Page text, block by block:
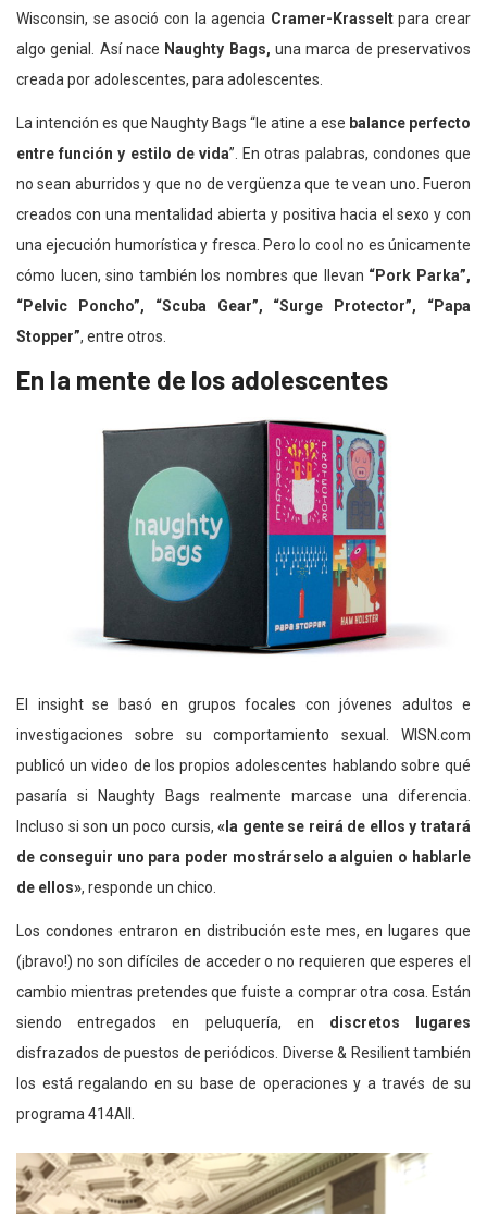
Wisconsin, se asoció con la agencia Cramer-Krasseltpara crear
algo genial. Así nace Naughty Bags, una marca de preservativos
creada por adolescentes, para adolescentes.
La intención es que Naughty Bags “le atine a ese balance perfecto
entre función y estilo de vida”. En otras palabras, condones que
no sean aburridos y que no de vergüenza que te vean uno. Fueron
creados con una mentalidad abierta y positiva hacia el sexo y con
una ejecución humorística y fresca. Pero lo cool no es únicamente
cómo lucen, sino también los nombres que llevan “Pork Parka”,
“Pelvic Poncho”, “Scuba Gear”, “Surge Protector”, “Papa
Stopper”, entre otros.
En la mente de los adolescentes
El insight se basó en grupos focales con jóvenes adultos e
investigaciones sobre su comportamiento sexual. WISN.com
publicó un video de los propios adolescentes hablando sobre qué
pasaría si Naughty Bags realmente marcase una diferencia.
Incluso si son un poco cursis, «la gente se reirá de ellos y tratará
de conseguir uno para poder mostrárselo a alguien o hablarle
de ellos», responde un chico.
Los condones entraron en distribución este mes, en lugares que
(¡bravo!) no son difíciles de acceder o no requieren que esperes el
cambio mientras pretendes que fuiste a comprar otra cosa. Están
siendo entregados en peluquería, en discretos lugares
disfrazados de puestos de periódicos. Diverse & Resilient también
los está regalando en su base de operaciones y a través de su
programa 414All.